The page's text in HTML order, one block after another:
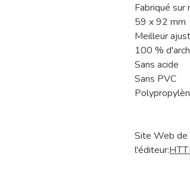
Fabriqué sur
59 x 92 mm
Meilleur
100 %
Sans acide
Sans PVC
Site Web de
l'éditeur: